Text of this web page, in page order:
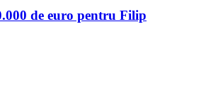
de euro pentru Filip